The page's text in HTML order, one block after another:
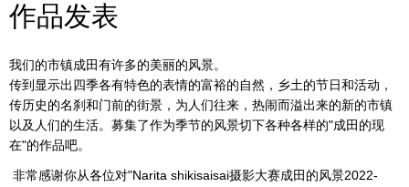
作品发表
我们的市镇成田有许多的美丽的风景。
传到显示出四季各有特色的表情的富裕的自然，乡土的节日和活动，
传历史的名刹和门前的街景，为人们往来，热闹而溢出来的新的市镇
以及人们的生活。募集了作为季节的风景切下各种各样的"成田的现
在"的作品吧。
非常感谢你从各位对"Narita shikisaisai摄影大赛成田的风景2022-